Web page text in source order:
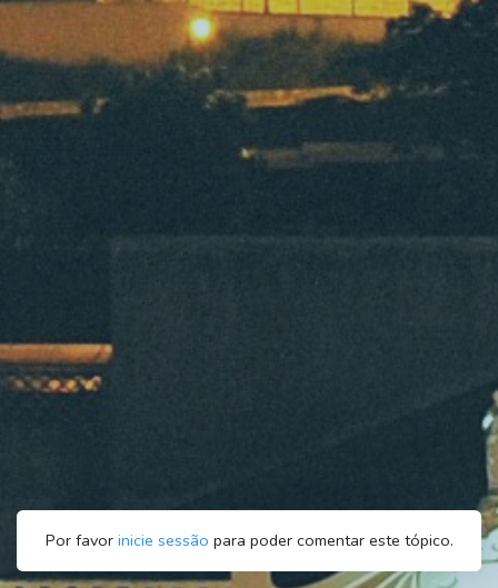
Por favor inicie sessão para poder comentar este tópico.